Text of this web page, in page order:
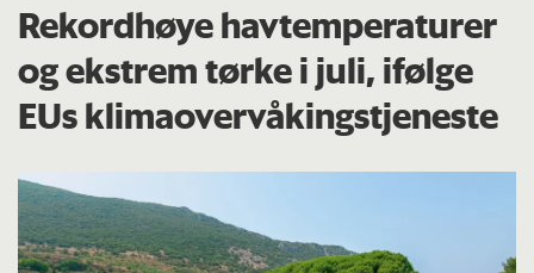
Rekordhøye havtemperaturer
og ekstrem tørke i juli, ifølge
EUs klima­overvåkings­tjeneste